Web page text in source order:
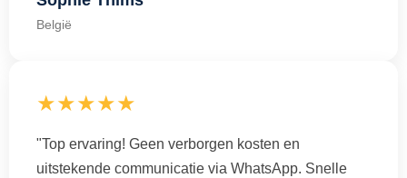
België
★★★★★
"Top ervaring! Geen verborgen kosten en
uitstekende communicatie via WhatsApp. Snelle